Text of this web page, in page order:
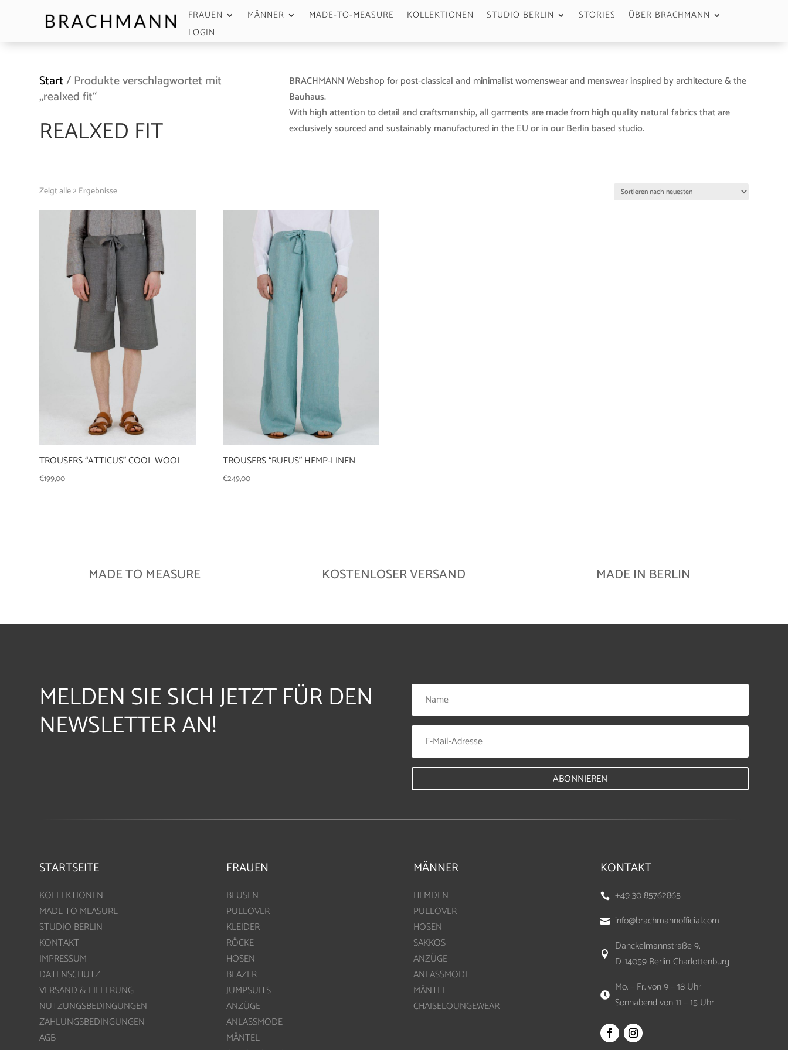
FRAUEN MÄNNER MADE-TO-MEASURE KOLLEKTIONEN STUDIO BERLIN STORIES
ÜBER BRACHMANN
LOGIN
Start/ Produkte verschlagwortet mit
„realxed fit“
REALXED FIT
BRACHMANN Webshop for post-classical and minimalist womenswear and menswear inspired by architecture & the
Bauhaus.
With high attention to detail and craftsmanship, all garments are made from high quality natural fabrics that are
exclusively sourced and sustainably manufactured in the EU or in our Berlin based studio.
Zeigt alle 2 Ergebnisse
TROUSERS “ATTICUS” COOL WOOL
€199,00
TROUSERS “RUFUS” HEMP-LINEN
€249,00
MADE TO MEASURE KOSTENLOSER VERSAND MADE IN BERLIN
MELDEN SIE SICH JETZT FÜR DEN
NEWSLETTER AN!
ABONNIEREN
STARTSEITE
KOLLEKTIONEN
MADE TO MEASURE
STUDIO BERLIN
KONTAKT
IMPRESSUM
DATENSCHUTZ
VERSAND & LIEFERUNG
NUTZUNGSBEDINGUNGEN
ZAHLUNGSBEDINGUNGEN
AGB
FRAUEN
BLUSEN
PULLOVER
KLEIDER
RÖCKE
HOSEN
BLAZER
JUMPSUITS
ANZÜGE
ANLASSMODE
MÄNTEL
MÄNNER
HEMDEN
PULLOVER
HOSEN
SAKKOS
ANZÜGE
ANLASSMODE
MÄNTEL
CHAISELOUNGEWEAR
KONTAKT
 +49 30 85762865
 info@brachmannofficial.com

Danckelmannstraße 9,
D-14059 Berlin-Charlottenburg

Mo. – Fr. von 9 – 18 Uhr
Sonnabend von 11 – 15 Uhr